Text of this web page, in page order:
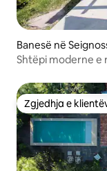
Banesë në
Shtëpi moderne e
Zgjedhja e
Zgjedhja e